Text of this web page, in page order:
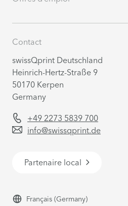
Contact
swissQprint Deutschland
Heinrich-Hertz-Straße 9
50170 Kerpen
Germany
+49 2273 5839 700
info@swissqprint.de
Partenaire local
Français (Germany)